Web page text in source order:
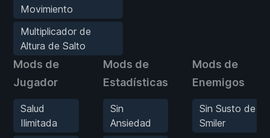
Movimiento
Multiplicador de
Altura de Salto
Mods de
Jugador
Salud
Ilimitada
Mods de
Estadísticas
Sin
Ansiedad
Mods de
Enemigos
Sin Susto de
Smiler